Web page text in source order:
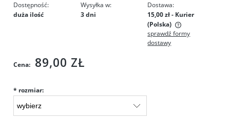
Dostępność:
duża ilość
Wysyłka w:
3 dni
Dostawa:
15,00 zł- Kurier
(Polska)
Cena nie zawiera ewentualnych kosztów płatności
sprawdź formy
dostawy
Cena: 89,00 ZŁ
* rozmiar: